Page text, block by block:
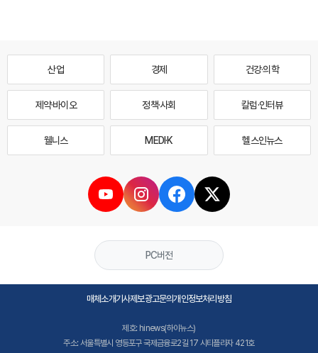
산업 경제 건강·의학
제약·바이오 정책·사회 칼럼·인터뷰
웰니스 MEDI·K 헬스인뉴스
PC버전
매체소개기사제보광고문의개인정보처리방침
제호: hinews(하이뉴스)
주소: 서울특별시 영등포구 국제금융로2길 17 시티플라자 421호